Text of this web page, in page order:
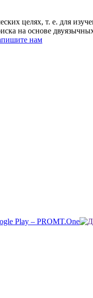
целях, т. е. для
на основе
нам